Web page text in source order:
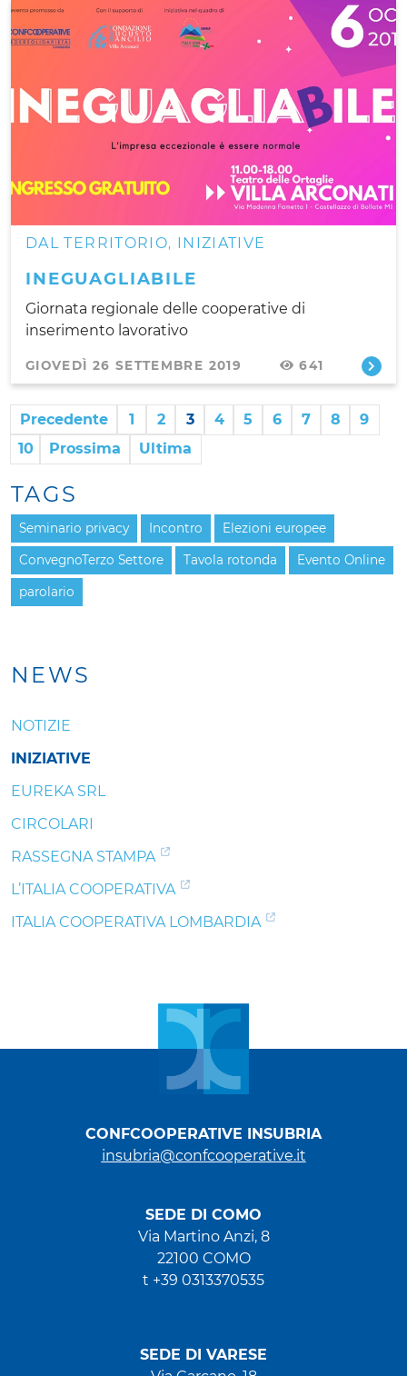
DAL TERRITORIO, INIZIATIVE
INEGUAGLIABILE
Giornata regionale delle cooperative di
inserimento lavorativo
GIOVEDÌ 26 SETTEMBRE 2019 641
Precedente 1 2 3 4 5 6 7 8
9
10
Prossima Ultima
NEWS
NOTIZIE
INIZIATIVE
EUREKA SRL
CIRCOLARI
RASSEGNA STAMPA
L’ITALIA COOPERATIVA
ITALIA COOPERATIVA LOMBARDIA
TAGS
Seminario privacy Incontro Elezioni europee
ConvegnoTerzo Settore Tavola rotonda Evento Online
parolario
CONFCOOPERATIVE INSUBRIA
insubria@confcooperative.it
SEDE DI COMO
Via Martino Anzi, 8
22100 COMO
t +39 0313370535
SEDE DI VARESE